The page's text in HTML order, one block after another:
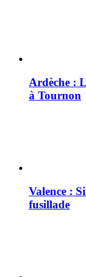
Ardèche :
à Tournon
Valence :
fusillade